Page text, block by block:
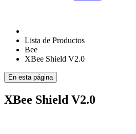
Lista de Productos
Bee
XBee Shield V2.0
En esta página
XBee Shield V2.0